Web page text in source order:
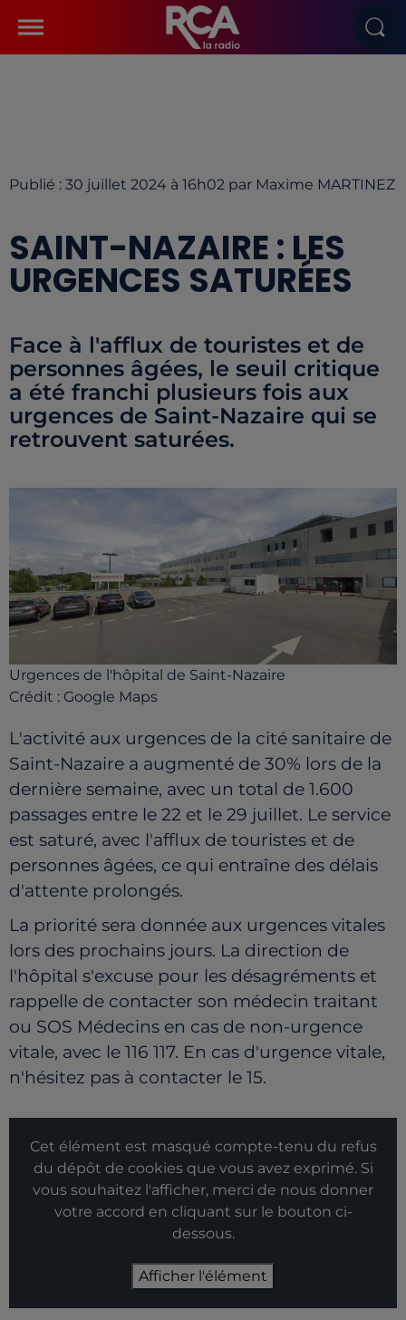
Publié : 30 juillet 2024 à 16h02 par Maxime MARTINEZ
SAINT-NAZAIRE : LES
URGENCES SATURÉES
Face à l'afflux de touristes et de
personnes âgées, le seuil critique
a été franchi plusieurs fois aux
urgences de Saint-Nazaire qui se
retrouvent saturées.
Urgences de l'hôpital de Saint-Nazaire
Crédit : Google Maps
L'activité aux urgences de la cité sanitaire de
Saint-Nazaire a augmenté de 30% lors de la
dernière semaine, avec un total de 1.600
passages entre le 22 et le 29 juillet. Le service
est saturé, avec l'afflux de touristes et de
personnes âgées, ce qui entraîne des délais
d'attente prolongés.
La priorité sera donnée aux urgences vitales
lors des prochains jours. La direction de
l'hôpital s'excuse pour les désagréments et
rappelle de contacter son médecin traitant
ou SOS Médecins en cas de non-urgence
vitale, avec le 116 117. En cas d'urgence vitale,
n'hésitez pas à contacter le 15.
Cet élément est masqué compte-tenu du refus
du dépôt de cookies que vous avez exprimé. Si
vous souhaitez l'afficher, merci de nous donner
votre accord en cliquant sur le bouton ci-
dessous.
Afficher l'élément